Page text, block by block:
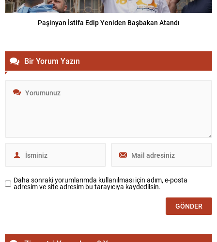
Paşinyan İstifa Edip Yeniden Başbakan Atandı
Bir Yorum Yazın
Daha sonraki yorumlarımda kullanılması için adım, e-posta
adresim ve site adresim bu tarayıcıya kaydedilsin.